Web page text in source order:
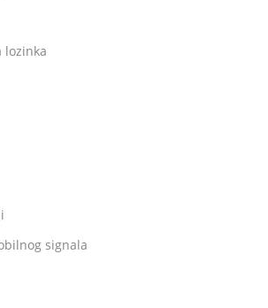
lozinka
signala